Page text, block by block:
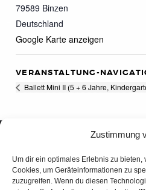
Zustimmung
Um dir ein optimales Erlebnis zu
Cookies, um Geräteinformationen zu
zuzugreifen. Wenn du diesen
79589 Binzen
Deutschland
Google Karte anzeigen
VERANSTALTUNG-
Ballett Mini II (5 + 6 Jahre,